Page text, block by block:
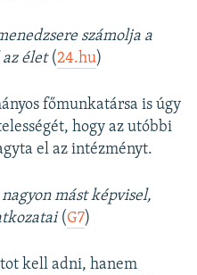
számolja a
élet(24.hu)
főmunkatársa is úgy
hogy az utóbbi
el az intézményt.
mást képvisel,
(G7)
kell adni, hanem